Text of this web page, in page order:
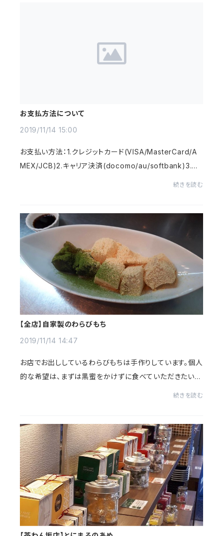
お支払方法について
2019/11/14 15:00
お支払い方法：1.クレジットカード(VISA/MasterCard/A
MEX/JCB)2.キャリア決済(docomo/au/softbank)3.銀
続きを読む
【全店】自家製のわらびもち
2019/11/14 14:47
お店でお出ししているわらびもちは手作りしています。個人
的な希望は、まずは黒蜜をかけずに食べていただきたいで
続きを読む